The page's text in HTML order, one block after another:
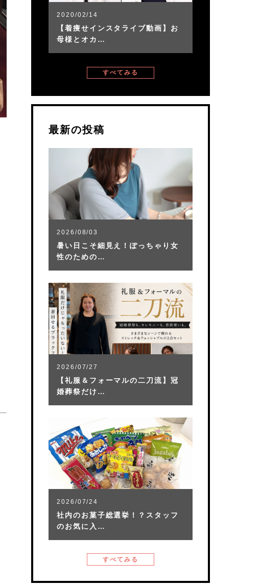
2020/02/14
【着痩せインスタライブ動画】お
母様とオカ…
すべてみる
最新の投稿
2026/08/03
暑い日こそ細見え！ぽっちゃり女
性のための…
2026/07/27
【礼服＆フォーマルの二刀流】冠
婚葬祭だけ…
2026/07/24
社内のお菓子総選挙！？スタッフ
のお気に入…
すべてみる